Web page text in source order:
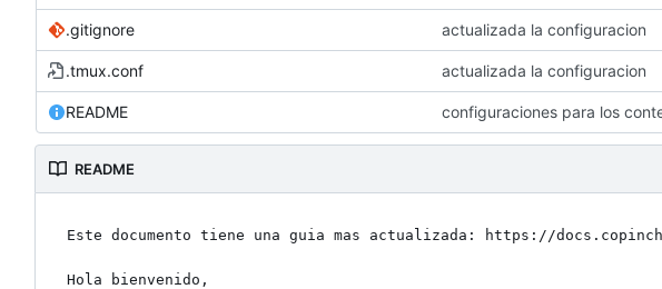
.gitignore actualizada la configuracion
.tmux.conf actualizada la configuracion
README configuraciones para los
README
Este documento tiene una guia mas actualizada: https://
Hola bienvenido,